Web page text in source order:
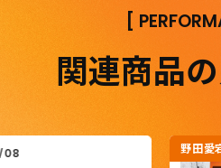
[
関連商品
野田愛宕店